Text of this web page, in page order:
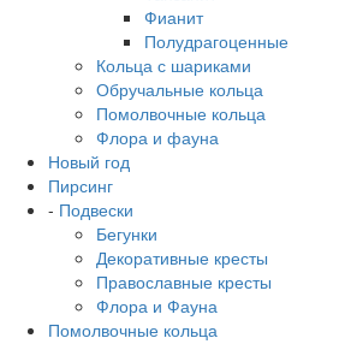
Фианит
Полудрагоценные
Кольца с шариками
Обручальные кольца
Помолвочные кольца
Флора и фауна
Новый год
Пирсинг
- Подвески
Бегунки
Декоративные кресты
Православные кресты
Флора и Фауна
Помолвочные кольца